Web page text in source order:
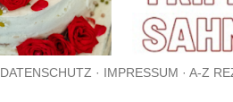
DATENSCHUTZ IMPRESSUM A-Z